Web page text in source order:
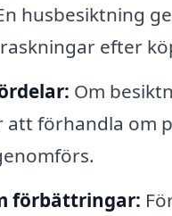
husbesiktning
efter
Om
förhandla om
förbättringar: